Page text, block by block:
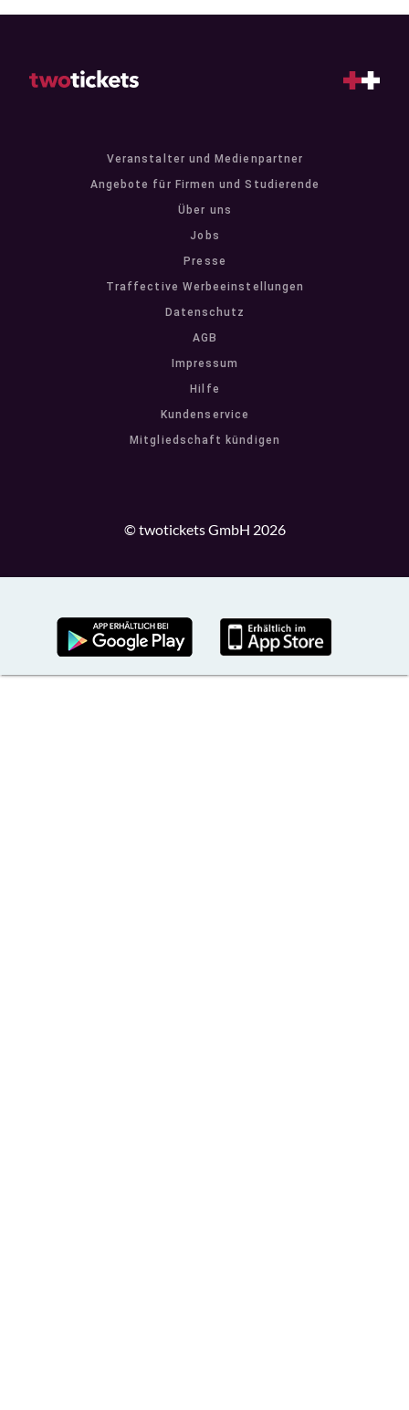
Veranstalter und Medienpartner
Angebote für Firmen und Studierende
Über uns
Jobs
Presse
Traffective Werbeeinstellungen
Datenschutz
AGB
Impressum
Hilfe
Kundenservice
Mitgliedschaft kündigen
© twotickets GmbH 2026